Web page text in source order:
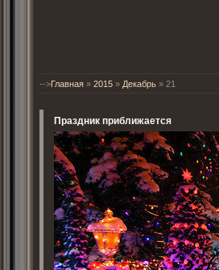
-->Главная » 2015 » Декабрь » 21
Праздник приближается